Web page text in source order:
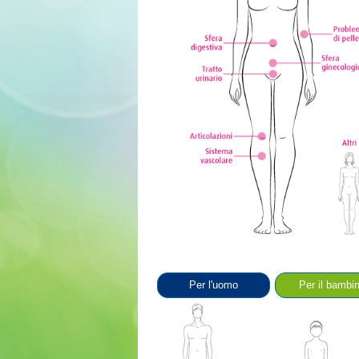
Per l'uomo Per il